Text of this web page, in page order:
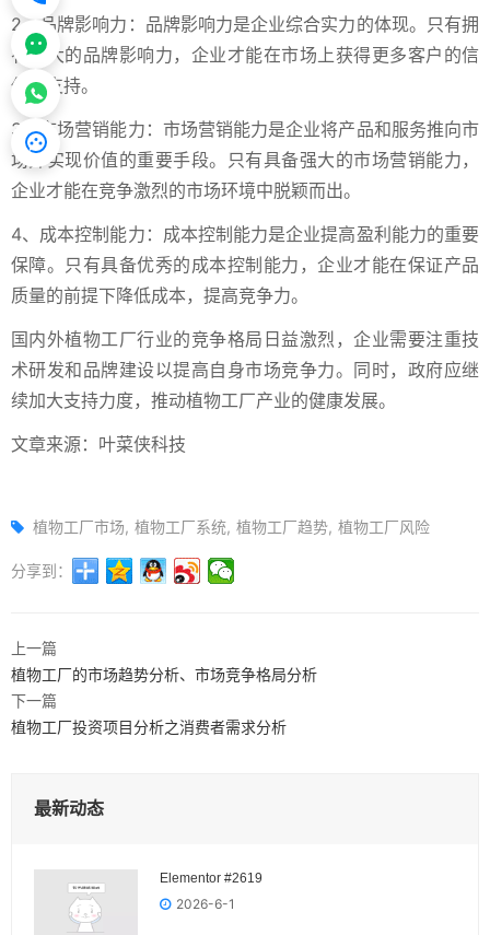
2、品牌影响力：品牌影响力是企业综合实力的体现。只有拥
有强大的品牌影响力，企业才能在市场上获得更多客户的信
任和支持。
3、市场营销能力：市场营销能力是企业将产品和服务推向市
场并实现价值的重要手段。只有具备强大的市场营销能力，
企业才能在竞争激烈的市场环境中脱颖而出。
4、成本控制能力：成本控制能力是企业提高盈利能力的重要
保障。只有具备优秀的成本控制能力，企业才能在保证产品
质量的前提下降低成本，提高竞争力。
国内外植物工厂行业的竞争格局日益激烈，企业需要注重技
术研发和品牌建设以提高自身市场竞争力。同时，政府应继
续加大支持力度，推动植物工厂产业的健康发展。
文章来源：叶菜侠科技
植物工厂市场 植物工厂系统 植物工厂趋势 植物工厂风险
分享到：
上一篇
植物工厂的市场趋势分析、市场竞争格局分析
下一篇
植物工厂投资项目分析之消费者需求分析
最新动态
Elementor #2619
2026-6-1